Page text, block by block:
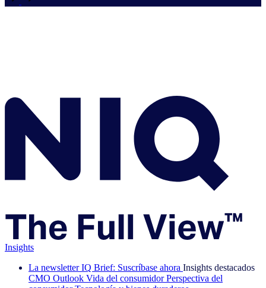
Insights
La newsletter IQ Brief: Suscríbase ahora Insights destacados
CMO Outlook Vida del consumidor Perspectiva del